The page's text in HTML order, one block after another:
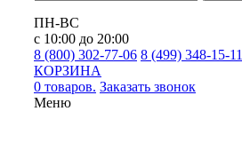
ПН-ВС
с 10:00 до 20:00
8 (800) 302-77-06 8 (499) 348-15-11
КОРЗИНА
0 товаров. Заказать звонок
Меню